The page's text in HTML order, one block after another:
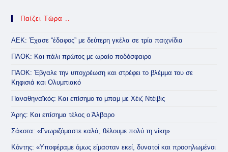
Παίζει Τώρα ..
ΑΕΚ: Έχασε “έδαφος” με δεύτερη γκέλα σε τρία παιχνίδια
ΠΑΟΚ: Και πάλι πρώτος με ωραίο ποδόσφαιρο
ΠΑΟΚ: Έβγαλε την υποχρέωση και στρέφει το βλέμμα του σε
Κηφισιά και Ολυμπιακό
Παναθηναϊκός: Και επίσημο το μπαμ με Χέιζ Ντέιβις
Άρης: Και επίσημα τέλος ο Άλβαρο
Σάκοτα: «Γνωριζόμαστε καλά, θέλουμε πολύ τη νίκη»
Κόντης: «Υποφέραμε όμως είμασταν εκεί, δυνατοί και προσηλωμένοι